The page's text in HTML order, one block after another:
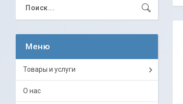
Товары и услуги
О нас